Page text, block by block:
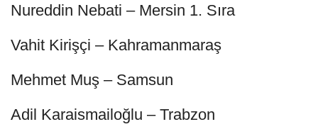
Nureddin Nebati – Mersin 1. Sıra
Vahit Kirişçi – Kahramanmaraş
Mehmet Muş – Samsun
Adil Karaismailoğlu – Trabzon